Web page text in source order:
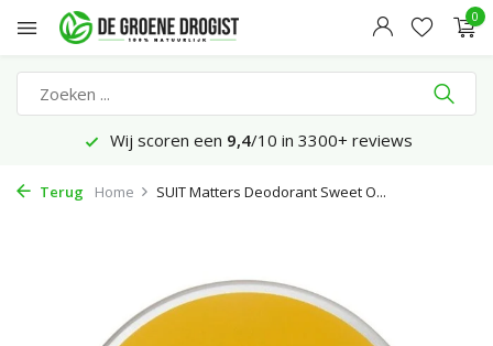
0
Wij scoren een 9,4/10 in 3300+ reviews
Terug Home SUIT Matters Deodorant Sweet O...